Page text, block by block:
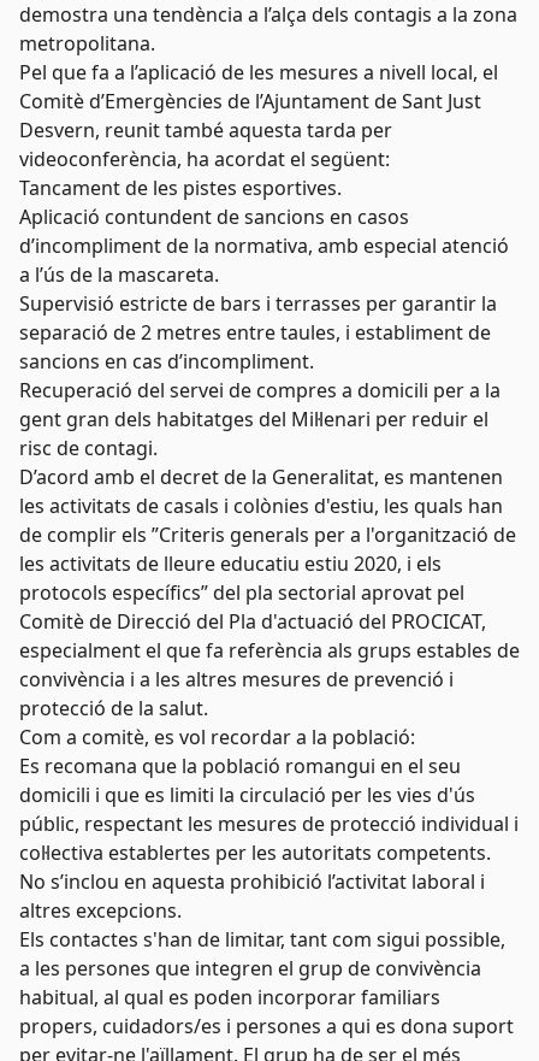
demostra una tendència a l’alça dels contagis a la zona
metropolitana.
Pel que fa a l’aplicació de les mesures a nivell local, el
Comitè d’Emergències de l’Ajuntament de Sant Just
Desvern, reunit també aquesta tarda per
videoconferència, ha acordat el següent:
Tancament de les pistes esportives.
Aplicació contundent de sancions en casos
d’incompliment de la normativa, amb especial atenció
a l’ús de la mascareta.
Supervisió estricte de bars i terrasses per garantir la
separació de 2 metres entre taules, i establiment de
sancions en cas d’incompliment.
Recuperació del servei de compres a domicili per a la
gent gran dels habitatges del Mil·lenari per reduir el
risc de contagi.
D’acord amb el decret de la Generalitat, es mantenen
les activitats de casals i colònies d'estiu, les quals han
de complir els ”Criteris generals per a l'organització de
les activitats de lleure educatiu estiu 2020, i els
protocols específics” del pla sectorial aprovat pel
Comitè de Direcció del Pla d'actuació del PROCICAT,
especialment el que fa referència als grups estables de
convivència i a les altres mesures de prevenció i
protecció de la salut.
Com a comitè, es vol recordar a la població:
Es recomana que la població romangui en el seu
domicili i que es limiti la circulació per les vies d'ús
públic, respectant les mesures de protecció individual i
col·lectiva establertes per les autoritats competents.
No s’inclou en aquesta prohibició l’activitat laboral i
altres excepcions.
Els contactes s'han de limitar, tant com sigui possible,
a les persones que integren el grup de convivència
habitual, al qual es poden incorporar familiars
propers, cuidadors/es i persones a qui es dona suport
per evitar-ne l'aïllament. El grup ha de ser el més